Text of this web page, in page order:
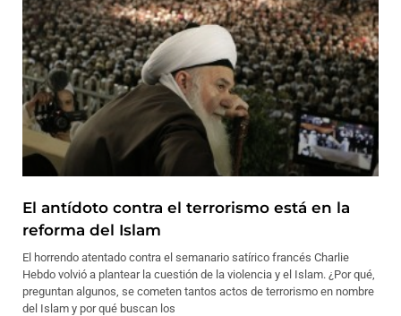
El antídoto contra el terrorismo está en la
reforma del Islam
El horrendo atentado contra el semanario satírico francés Charlie
Hebdo volvió a plantear la cuestión de la violencia y el Islam. ¿Por qué,
preguntan algunos, se cometen tantos actos de terrorismo en nombre
del Islam y por qué buscan los